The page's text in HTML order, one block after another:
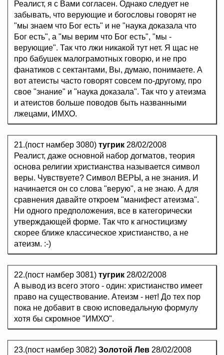
Реалист, я с Вами согласен. Однако следует не
забывать, что верующие и богословы говорят не
"мы знаем что Бог есть" и не "наука доказала что
Бог есть", а "мы верим что Бог есть", "мы -
верующие". Так что лжи никакой тут нет. Я щас не
про бабушек малограмотных говорю, и не про
фанатиков с сектантами, Вы, думаю, понимаете. А
вот атеисты часто говорят совсем по-другому, про
свое "знание" и "наука доказала". Так что у атеизма
и атеистов больше поводов быть названными
лжецами, ИМХО.
21.(пост намбер 3080) тугрик 28/02/2008
Реалист, даже основной набор догматов, теория
основа религии христианства называется символ
веры. Чувствуете? Символ ВЕРЫ, а не знания. И
начинается он со слова "верую", а не знаю. А для
сравнения давайте откроем "манифест атеизма".
Ни одного предположения, все в категорически
утверждающей форме. Так что к агностицизму
скорее ближе классическое христианство, а не
атеизм. :-)
22.(пост намбер 3081) тугрик 28/02/2008
А вывод из всего этого - один: христианство имеет
право на существование. Атеизм - нет! До тех пор
пока не добавит в свою исповедальную формулу
хотя бы скромное "ИМХО".
23.(пост намбер 3082) Золотой Лев 28/02/2008